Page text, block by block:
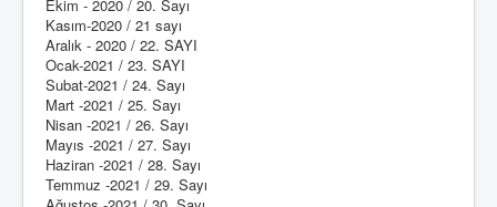
Ekim - 2020 / 20. Sayı
Kasım-2020 / 21 sayı
Aralık - 2020 / 22. SAYI
Ocak-2021 / 23. SAYI
Subat-2021 / 24. Sayı
Mart -2021 / 25. Sayı
Nisan -2021 / 26. Sayı
Mayıs -2021 / 27. Sayı
Haziran -2021 / 28. Sayı
Temmuz -2021 / 29. Sayı